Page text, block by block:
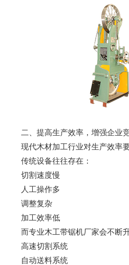
二、提高生产效率，增强企业
现代木材加工行业对生产效率
传统设备往往存在：
切割速度慢
人工操作多
调整复杂
加工效率低
而专业木工带锯机厂家会不断
高速切割系统
自动送料系统